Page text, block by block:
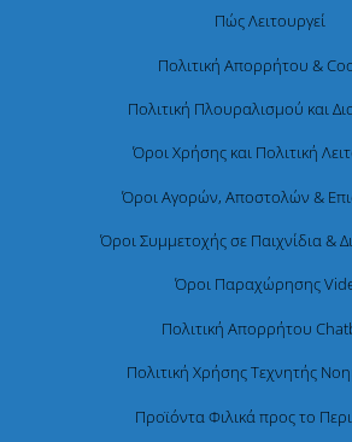
Πώς Λειτουργεί
Πολιτική Απορρήτου &
Πολιτική Πλουραλισμού και
Όροι Χρήσης και Πολιτική
Όροι Αγορών, Αποστολών &
Όροι Συμμετοχής σε Παιχνίδια &
Όροι Παραχώρησης
Πολιτική Απορρήτου
Πολιτική Χρήσης Τεχνητής
Προϊόντα Φιλικά προς το